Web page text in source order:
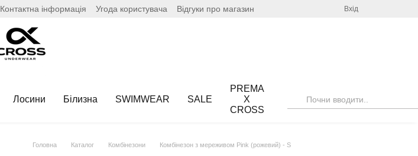
Контактна інформація Угода користувача Відгуки про магазин Вхід
Лосини Білизна SWIMWEAR SALE
PREMA
X
CROSS
Головна Каталог Комбінезони Комбінезон з мереживом Pink (рожевий) - S